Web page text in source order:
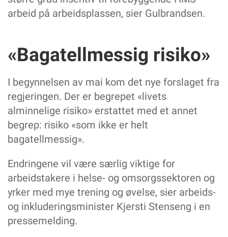
arbeid på arbeidsplassen, sier Gulbrandsen.
«Bagatellmessig risiko»
I begynnelsen av mai kom det nye forslaget fra
regjeringen. Der er begrepet «livets
alminnelige risiko» erstattet med et annet
begrep: risiko «som ikke er helt
bagatellmessig».
Endringene vil være særlig viktige for
arbeidstakere i helse- og omsorgssektoren og
yrker med mye trening og øvelse, sier arbeids-
og inkluderingsminister Kjersti Stenseng i en
pressemelding.